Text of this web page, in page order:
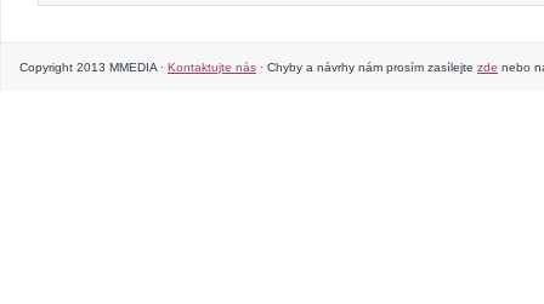
Copyright 2013 MMEDIA · Kontaktujte nás · Chyby a návrhy nám prosím zasílejte zde nebo